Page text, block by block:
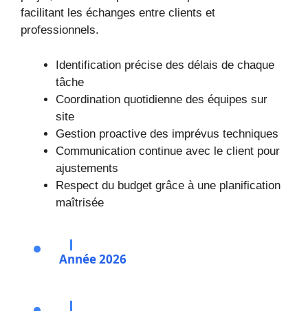
facilitant les échanges entre clients et
professionnels.
Identification précise des délais de chaque
tâche
Coordination quotidienne des équipes sur
site
Gestion proactive des imprévus techniques
Communication continue avec le client pour
ajustements
Respect du budget grâce à une planification
maîtrisée
Année 2026